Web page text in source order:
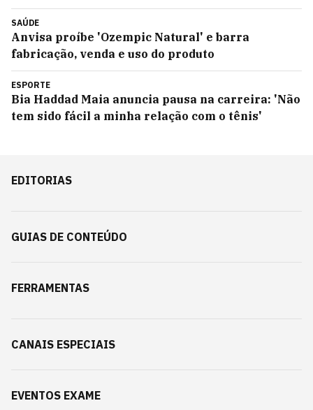
SAÚDE
Anvisa proíbe 'Ozempic Natural' e barra
fabricação, venda e uso do produto
ESPORTE
Bia Haddad Maia anuncia pausa na carreira: 'Não
tem sido fácil a minha relação com o tênis'
EDITORIAS
GUIAS DE CONTEÚDO
FERRAMENTAS
CANAIS ESPECIAIS
EVENTOS EXAME